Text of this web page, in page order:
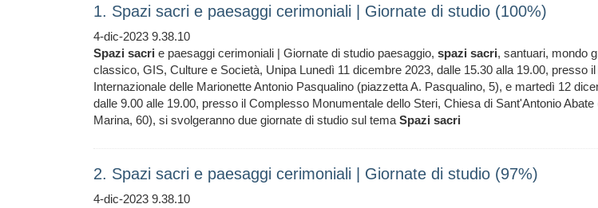
1. Spazi sacri e paesaggi cerimoniali | Giornate di studio (100%)
4-dic-2023 9.38.10
Spazi sacri e paesaggi cerimoniali | Giornate di studio paesaggio, spazi sacri, santuari, mondo
classico, GIS, Culture e Società, Unipa Lunedì 11 dicembre 2023, dalle 15.30 alla 19.00, presso
Internazionale delle Marionette Antonio Pasqualino (piazzetta A. Pasqualino, 5), e martedì 12
dalle 9.00 alle 19.00, presso il Complesso Monumentale dello Steri, Chiesa di Sant'Antonio Abate
Marina, 60), si svolgeranno due giornate di studio sul tema Spazi sacri
2. Spazi sacri e paesaggi cerimoniali | Giornate di studio (97%)
4-dic-2023 9.38.10